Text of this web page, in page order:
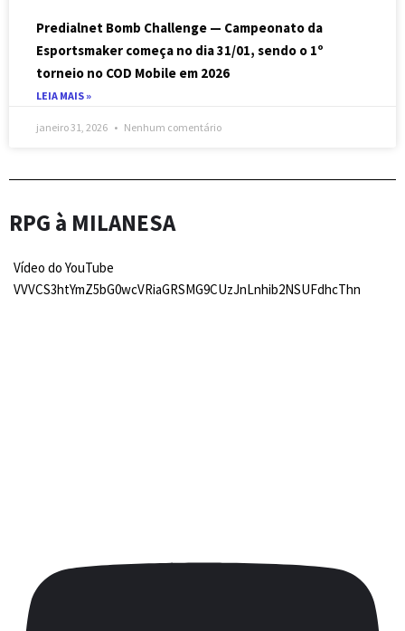
Predialnet Bomb Challenge — Campeonato da
Esportsmaker começa no dia 31/01, sendo o 1º
torneio no COD Mobile em 2026
LEIA MAIS »
janeiro 31, 2026 Nenhum comentário
RPG à MILANESA
Vídeo do YouTube
VVVCS3htYmZ5bG0wcVRiaGRSMG9CUzJnLnhib2NSUFdhcThn